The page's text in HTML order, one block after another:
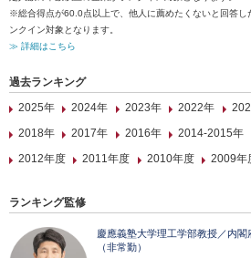
※総合得点が60.0点以上で、他人に薦めたくないと回答し
ンクイン対象となります。
≫ 詳細はこちら
過去ランキング
2025年
2024年 2023年 2022年
2018年
2017年 2016年 2014-2015年
2012年度
2011年度 2010年度 2009年
ランキング監修
慶應義塾大学理工学部教授／内
（非常勤）